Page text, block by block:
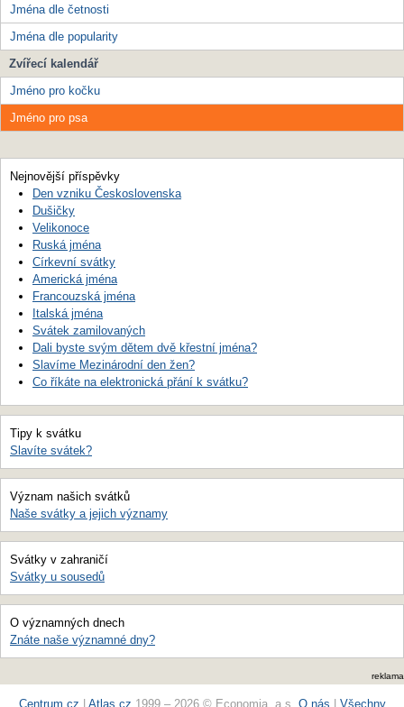
Jména dle četnosti
Jména dle popularity
Zvířecí kalendář
Jméno pro kočku
Jméno pro psa
Nejnovější příspěvky
Den vzniku Československa
Dušičky
Velikonoce
Ruská jména
Církevní svátky
Americká jména
Francouzská jména
Italská jména
Svátek zamilovaných
Dali byste svým dětem dvě křestní jména?
Slavíme Mezinárodní den žen?
Co říkáte na elektronická přání k svátku?
Tipy k svátku
Slavíte svátek?
Význam našich svátků
Naše svátky a jejich významy
Svátky v zahraničí
Svátky u sousedů
O významných dnech
Znáte naše významné dny?
reklama
Centrum.cz Atlas.cz 1999 – 2026 © Economia, a.s. O nás Všechny